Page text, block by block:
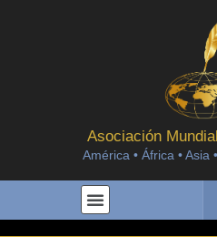
Asociación
América • África • Asia